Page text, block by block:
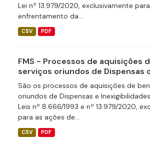
Lei nº 13.979/2020, exclusivamente
enfrentamento da...
CSV PDF
FMS - Processos de aquisições
serviços oriundos de Dispensas
São os processos de aquisições de
oriundos de Dispensas e
Leis nº 8.666/1993 e nº 13.979/2020,
para as ações de...
CSV PDF